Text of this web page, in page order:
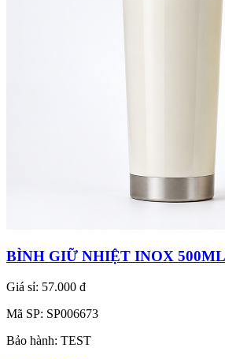
BÌNH GIỮ NHIỆT INOX
Giá sỉ: 57.000 đ
Mã SP: SP006673
Bảo hành: TEST